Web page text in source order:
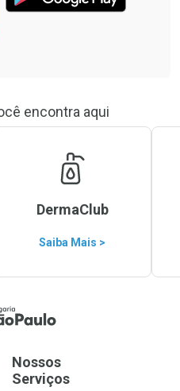
encontra aqui
DermaClub
Saiba Mais >
Nossos
Serviços